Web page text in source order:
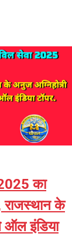
का
राजस्थान के
ऑल इंडिया